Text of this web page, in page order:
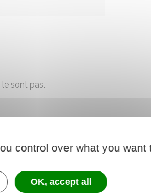
sont pas.
il peut
control over what you want
OK, accept all